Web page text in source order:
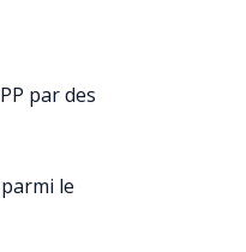
par des
le